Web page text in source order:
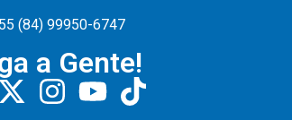
(84) 99950-6747
a Gente!